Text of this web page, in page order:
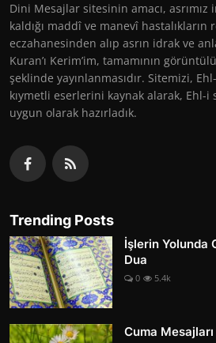
Dini Mesajlar sitesinin amacı, asrımız
kaldığı maddî ve manevî hastalıkların
eczahanesinden alıp asrın idrak ve
Kuran’ı Kerim’im, tamamının
şeklinde yayınlanmasıdır. Sitemizi,
kıymetli eserlerini kaynak alarak, Ehl-i
uygun olarak hazırladık.
Trending Posts
İşlerin Yolunda
Dua
0 5.4k
Cuma Mesajları